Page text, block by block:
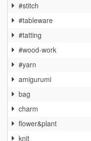
#stitch
#tableware
#tatting
#wood-work
#yarn
amigurumi
bag
charm
flower&plant
knit